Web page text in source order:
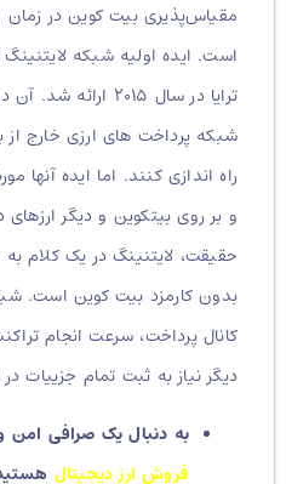
مقیاس‌پذیری بیت کوین در زمان
است. ایده اولیه شبکه لایتنینگ
ترایا در سال ۲۰۱۵ ارائه
شبکه پرداخت های ارزی خارج از بیت
راه اندازی کنند. اما ایده آنها
و بر روی بیتکوین و دیگر ارزهای
حقیقت، لایتنینگ در یک کلام به
بدون کارمزد بیت کوین است. شبکه
کانال پرداخت، سرعت انجام
دیگر نیاز به ثبت تمام جزییات در
به دنبال یک صرافی امن و
فروش ارز دیجیتالهستید؟